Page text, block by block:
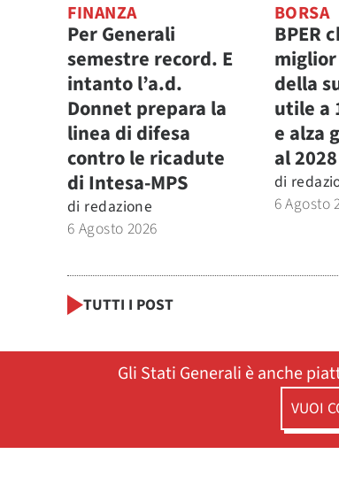
FINANZA
Per Generali
semestre record. E
intanto l’a.d.
Donnet prepara la
linea di difesa
contro le ricadute
di Intesa-MPS
di redazione
6 Agosto 2026
BORSA
BPER
della
utile a
e alza
al 2028
di
6 Agosto
TUTTI I POST
Gli Stati Generali è anche
VUOI